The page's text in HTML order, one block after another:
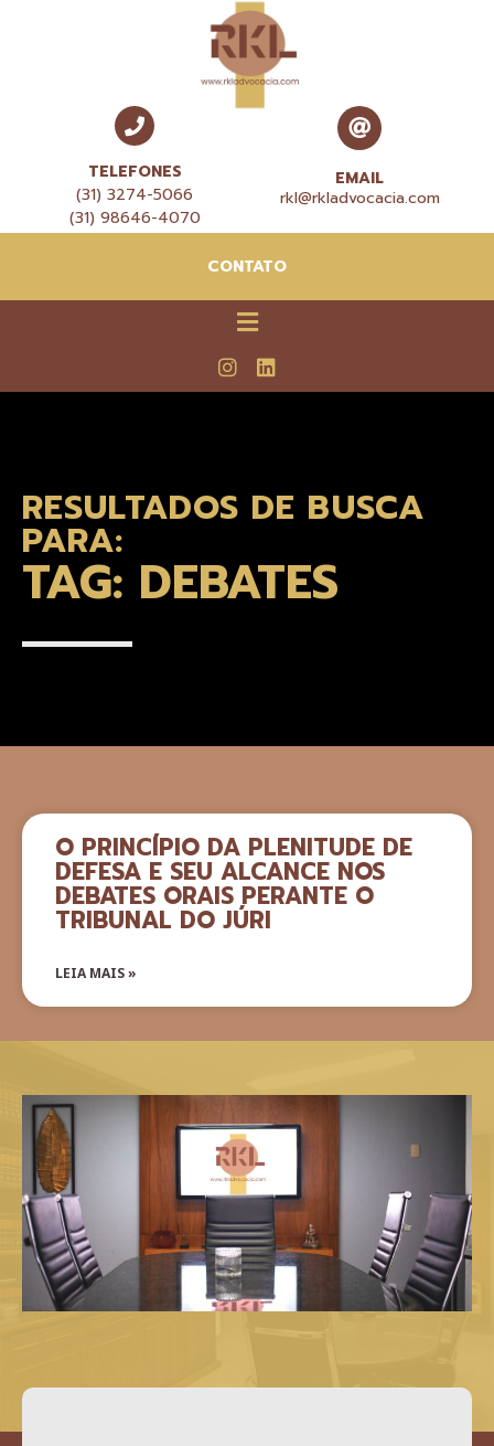
TELEFONES
(31) 3274-5066
(31) 98646-4070
EMAIL
rkl@rkladvocacia.com
CONTATO
RESULTADOS DE BUSCA
PARA:
TAG: DEBATES
O PRINCÍPIO DA PLENITUDE DE
DEFESA E SEU ALCANCE NOS
DEBATES ORAIS PERANTE O
TRIBUNAL DO JÚRI
LEIA MAIS »